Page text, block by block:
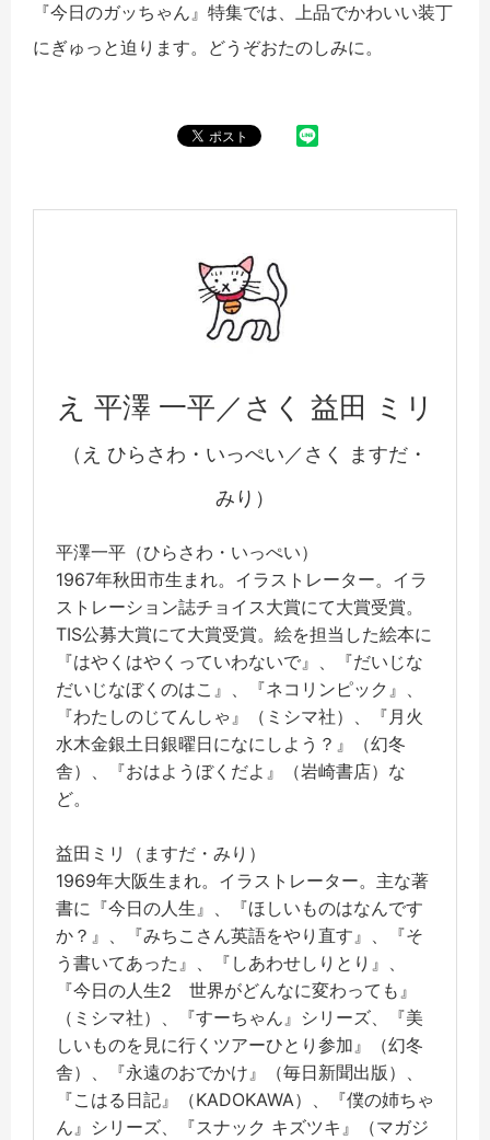
『今日のガッちゃん』特集では、上品でかわいい装丁
にぎゅっと迫ります。どうぞおたのしみに。
え 平澤 一平／さく 益田 ミリ
（え ひらさわ・いっぺい／さく ますだ・
みり）
平澤一平（ひらさわ・いっぺい）
1967年秋田市生まれ。イラストレーター。イラ
ストレーション誌チョイス大賞にて大賞受賞。
TIS公募大賞にて大賞受賞。絵を担当した絵本に
『はやくはやくっていわないで』、『だいじな
だいじなぼくのはこ』、『ネコリンピック』、
『わたしのじてんしゃ』（ミシマ社）、『月火
水木金銀土日銀曜日になにしよう？』（幻冬
舎）、『おはようぼくだよ』（岩崎書店）な
ど。
益田ミリ（ますだ・みり）
1969年大阪生まれ。イラストレーター。主な著
書に『今日の人生』、『ほしいものはなんです
か？』、『みちこさん英語をやり直す』、『そ
う書いてあった』、『しあわせしりとり』、
『今日の人生2 世界がどんなに変わっても』
（ミシマ社）、『すーちゃん』シリーズ、『美
しいものを見に行くツアーひとり参加』（幻冬
舎）、『永遠のおでかけ』（毎日新聞出版）、
『こはる日記』（KADOKAWA）、『僕の姉ちゃ
ん』シリーズ、『スナック キズツキ』（マガジ